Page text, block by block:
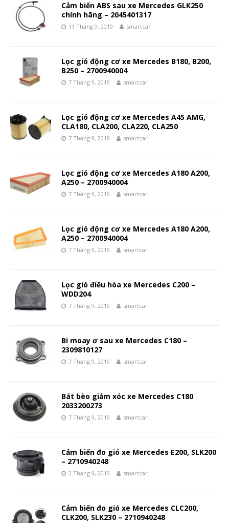
Cảm biến ABS sau xe Mercedes GLK250
chính hãng – 2045401317
11 Tháng 9, 2019 smartcar
Lọc gió động cơ xe Mercedes B180, B200,
B250 – 2700940004
7 Tháng 9, 2019 smartcar
Lọc gió động cơ xe Mercedes A45 AMG,
CLA180, CLA200, CLA220, CLA250
7 Tháng 9, 2019 smartcar
Lọc gió động cơ xe Mercedes A180 A200,
A250 – 2700940004
7 Tháng 9, 2019 smartcar
Lọc gió động cơ xe Mercedes A180 A200,
A250 – 2700940004
7 Tháng 9, 2019 smartcar
Lọc gió điều hòa xe Mercedes C200 –
WDD204
7 Tháng 9, 2019 smartcar
Bi moay ơ sau xe Mercedes C180 –
2309810127
7 Tháng 9, 2019 smartcar
Bát bèo giảm xóc xe Mercedes C180
2033200273
7 Tháng 9, 2019 smartcar
Cảm biến đo gió xe Mercedes E200, SLK200
– 2710940248
2 Tháng 9, 2019 smartcar
Cảm biến đo gió xe Mercedes CLC200,
CLK200, SLK230 – 2710940248